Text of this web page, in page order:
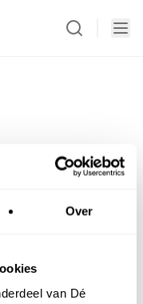
Over
van Dé